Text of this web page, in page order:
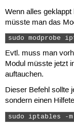
Wenn alles
müsste man das
sudo modprobe
Evtl. muss man
Modul müsste jetzt
auftauchen.
Dieser Befehl sollte
sondern einen
sudo iptables -